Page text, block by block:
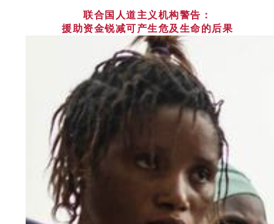
联合国人道主义机构警告：
援助资金锐减可产生危及生命的后果